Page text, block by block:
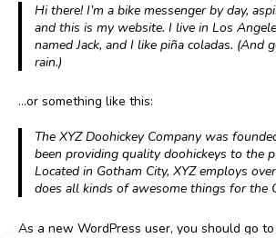
Hi there! I’m a bike messenger by day,
and this is my website. I live in Los
named Jack, and I like piña coladas. (And
rain.)
…or something like this:
The XYZ Doohickey Company was
been providing quality doohickeys to the
Located in Gotham City, XYZ employs
does all kinds of awesome things for the
As a new WordPress user, you should go to